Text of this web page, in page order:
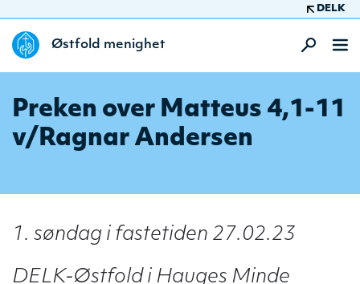
DELK
Østfold menighet
Preken over Matteus 4,1-11
v/Ragnar Andersen
1. søndag i fastetiden 27.02.23
DELK-Østfold i Hauges Minde